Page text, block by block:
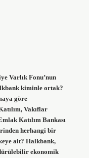
Varlık Fonu’nun
kiminle ortak?
göre
Vakıflar
Katılım Bankası
herhangi bir
ait? Halkbank,
ekonomik